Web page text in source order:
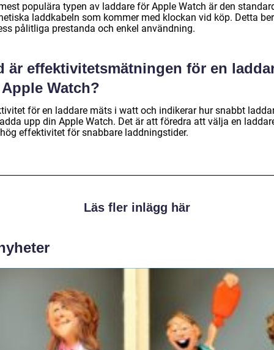
populära typen av laddare för Apple Watch är den
laddkabeln som kommer med klockan vid köp. Detta
pålitliga prestanda och enkel användning.
är effektivitetsmätningen för en
Watch?
för en laddare mäts i watt och indikerar hur snabbt
upp din Apple Watch. Det är att föredra att välja en
effektivitet för snabbare laddningstider.
Läs fler inlägg här